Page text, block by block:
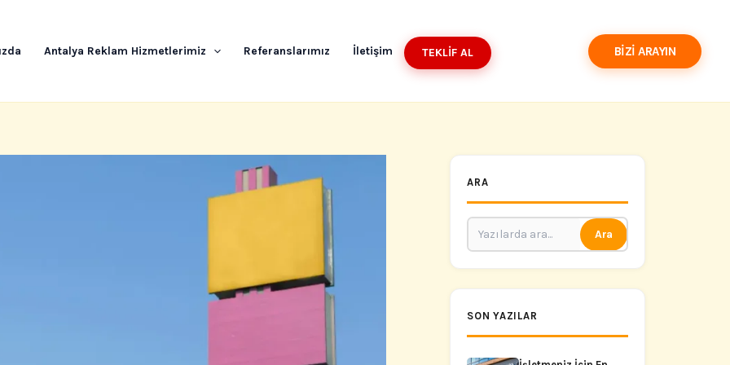
Antalya Reklam Hizmetlerimiz Referanslarımız İletişim TEKLIF AL BIZI ARAYIN
ARA
Ara
SON YAZILAR